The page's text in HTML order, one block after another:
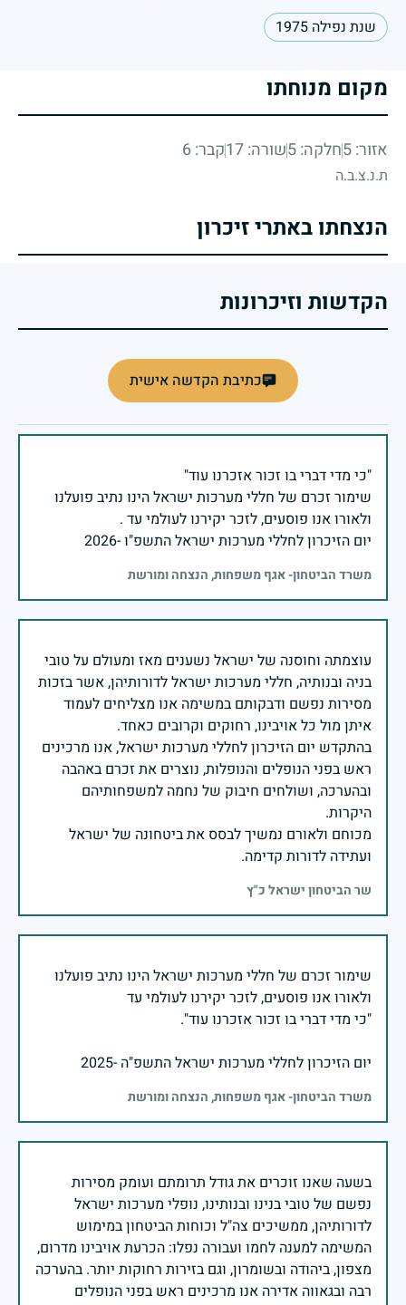
שנת נפילה 1975
מקום מנוחתו
אזור: 5 חלקה: 5 שורה: 17 קבר: 6
ת.נ.צ.ב.ה
הנצחתו באתרי זיכרון
הקדשות וזיכרונות
כתיבת הקדשה אישית
שימור זכרם של חללי מערכות ישראל הינו נתיב פועלנו
יום הזיכרון לחללי מערכות ישראל התשפ"ו -2026
משרד הביטחון- אגף משפחות, הנצחה ומורשת
עוצמתה וחוסנה של ישראל נשענים מאז ומעולם על טובי
בניה ובנותיה, חללי מערכות ישראל לדורותיהן, אשר בזכות
מסירות נפשם ודבקותם במשימה אנו מצליחים לעמוד
בהתקדש יום הזיכרון לחללי מערכות ישראל, אנו מרכינים
ראש בפני הנופלים והנופלות, נוצרים את זכרם באהבה
ובהערכה, ושולחים חיבוק של נחמה למשפחותיהם
מכוחם ולאורם נמשיך לבסס את ביטחונה של ישראל
ועתידה לדורות קדימה.
שר הביטחון ישראל כ"ץ
שימור זכרם של חללי מערכות ישראל הינו נתיב פועלנו
יום הזיכרון לחללי מערכות ישראל התשפ"ה -2025
משרד הביטחון- אגף משפחות, הנצחה ומורשת
בשעה שאנו זוכרים את גודל תרומתם ועומק מסירות
נפשם של טובי בנינו ובנותינו, נופלי מערכות ישראל
לדורותיהן, ממשיכים צה"ל וכוחות הביטחון במימוש
המשימה למענה לחמו ועבורה נפלו: הכרעת אויבינו מדרום,
מצפון, ביהודה ובשומרון, וגם בזירות רחוקות יותר. בהערכה
רבה ובגאווה אדירה אנו מרכינים ראש בפני הנופלים